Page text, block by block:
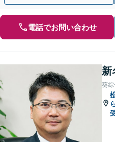
電話でお問い合わせ
新
葵